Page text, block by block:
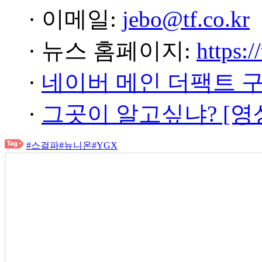
· 이메일: jebo@tf.co.kr
· 뉴스 홈페이지:
· 네이버 메인 더팩트
· 그곳이 알고싶냐? [
#스걸파#뉴니온#YGX